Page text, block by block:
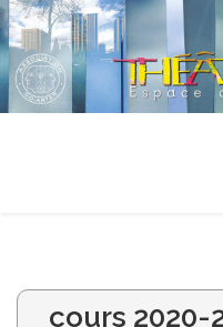
cours 2020-